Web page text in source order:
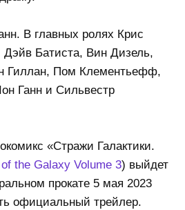
В главных ролях Крис
Дэйв Батиста, Вин Дизель,
Гиллан, Пом Клементьефф,
Ганн и Сильвестр
«Стражи Галактики.
the Galaxy Volume 3) выйдет
прокате 5 мая 2023
официальный трейлер.